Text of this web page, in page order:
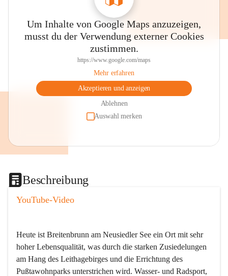
Um Inhalte von Google Maps anzuzeigen,
musst du der Verwendung externer Cookies
zustimmen.
https://www.google.com/maps
Mehr erfahren
Akzeptieren und anzeigen
Ablehnen
Auswahl merken
Beschreibung
YouTube-Video
Heute ist Breitenbrunn am Neusiedler See ein Ort mit sehr
hoher Lebensqualität, was durch die starken Zusiedelungen
am Hang des Leithagebirges und die Errichtung des
Pußtawohnparks unterstrichen wird. Wasser- und Radsport,